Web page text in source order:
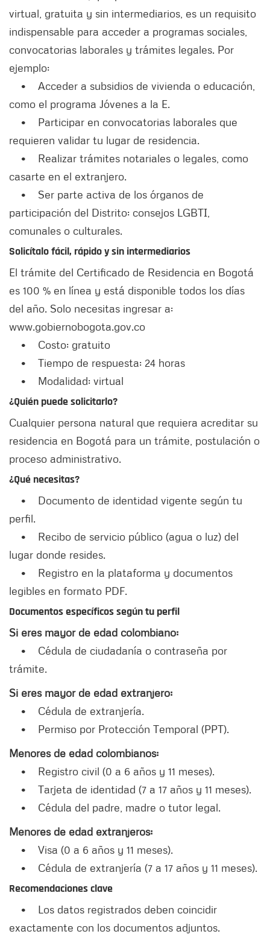
virtual, gratuita y sin intermediarios, es un requisito
indispensable para acceder a programas sociales,
convocatorias laborales y trámites legales. Por
ejemplo:
• Acceder a subsidios de vivienda o educación,
como el programa Jóvenes a la E.
• Participar en convocatorias laborales que
requieren validar tu lugar de residencia.
• Realizar trámites notariales o legales, como
casarte en el extranjero.
• Ser parte activa de los órganos de
participación del Distrito: consejos LGBTI,
comunales o culturales.
Solicítalo fácil, rápido y sin intermediarios
El trámite del Certificado de Residencia en Bogotá
es 100 % en línea y está disponible todos los días
del año. Solo necesitas ingresar a:
www.gobiernobogota.gov.co
• Costo: gratuito
• Tiempo de respuesta: 24 horas
• Modalidad: virtual
¿Quién puede solicitarlo?
Cualquier persona natural que requiera acreditar su
residencia en Bogotá para un trámite, postulación o
proceso administrativo.
¿Qué necesitas?
• Documento de identidad vigente según tu
perfil.
• Recibo de servicio público (agua o luz) del
lugar donde resides.
• Registro en la plataforma y documentos
legibles en formato PDF.
Documentos específicos según tu perfil
Si eres mayor de edad colombiano:
• Cédula de ciudadanía o contraseña por
trámite.
Si eres mayor de edad extranjero:
• Cédula de extranjería.
• Permiso por Protección Temporal (PPT).
Menores de edad colombianos:
• Registro civil (0 a 6 años y 11 meses).
• Tarjeta de identidad (7 a 17 años y 11 meses).
• Cédula del padre, madre o tutor legal.
Menores de edad extranjeros:
• Visa (0 a 6 años y 11 meses).
• Cédula de extranjería (7 a 17 años y 11 meses).
Recomendaciones clave
• Los datos registrados deben coincidir
exactamente con los documentos adjuntos.